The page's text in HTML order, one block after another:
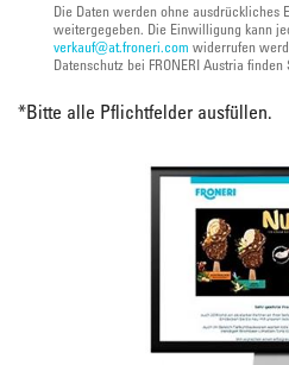
Die Daten werden ohne ausdrückliches
weitergegeben. Die Einwilligung kann
verkauf@at.froneri.com widerrufen
Datenschutz bei FRONERI Austria finden
*Bitte alle Pflichtfelder ausfüllen.